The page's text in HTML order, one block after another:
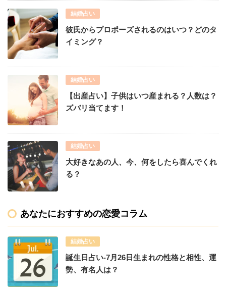
結婚占い
彼氏からプロポーズされるのはいつ？どのタ
イミング？
結婚占い
【出産占い】子供はいつ産まれる？人数は？
ズバリ当てます！
結婚占い
大好きなあの人、今、何をしたら喜んでくれ
る？
あなたにおすすめの恋愛コラム
結婚占い
誕生日占い-7月26日生まれの性格と相性、運
勢、有名人は？